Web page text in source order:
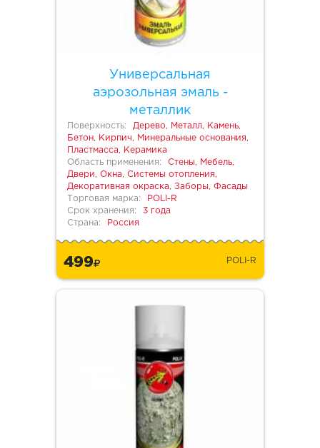
Универсальная
аэрозольная эмаль -
металлик
Поверхность:
Дерево, Металл, Камень,
Бетон, Кирпич, Минеральные основания,
Пластмасса, Керамика
Область применения:
Стены, Мебель,
Двери, Окна, Системы отопления,
Декоративная окраска, Заборы, Фасады
Торговая марка:
POLI-R
Срок хранения:
3 года
Страна:
Россия
499 POLI-R